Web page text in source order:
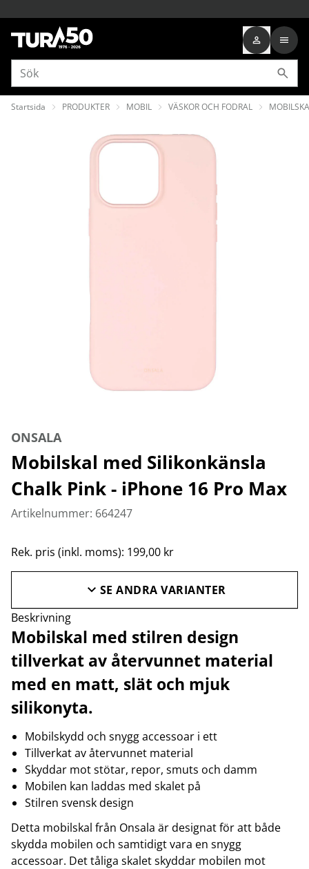
Startsida PRODUKTER MOBIL VÄSKOR OCH FODRAL
ONSALA
Mobilskal med Silikonkänsla
Chalk Pink - iPhone 16 Pro Max
Artikelnummer: 664247
Rek. pris (inkl. moms): 199,00 kr
SE ANDRA VARIANTER
Beskrivning
Mobilskal med stilren design
tillverkat av återvunnet material
med en matt, slät och mjuk
silikonyta.
Mobilskydd och snygg accessoar i ett
Tillverkat av återvunnet material
Skyddar mot stötar, repor, smuts och damm
Mobilen kan laddas med skalet på
Stilren svensk design
Detta mobilskal från Onsala är designat för att både
skydda mobilen och samtidigt vara en snygg
accessoar. Det tåliga skalet skyddar mobilen mot